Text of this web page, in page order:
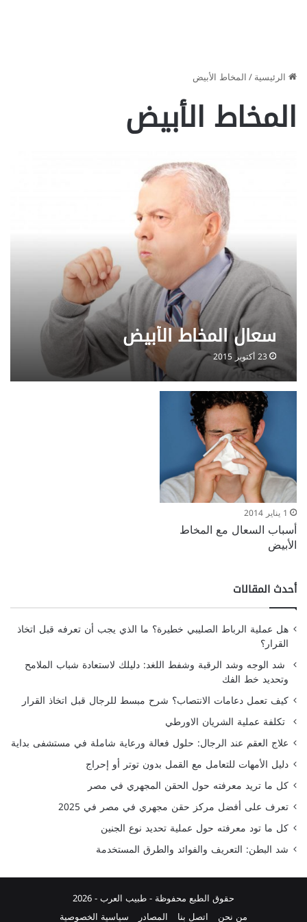
الرئيسية/المخاط الأبيض
المخاط الأبيض
سعال المخاط الأبيض
23 أكتوبر 2015
1 يناير 2014
أسباب السعال مع المخاط
الأبيض
أحدث المقالات
هل عملية الرباط الصليبي خطيرة؟ ما الذي يجب أن تعرفه قبل اتخاذ
القرار؟
شد الوجه وشد الرقبة وشفط اللغد: دليلك لاستعادة شباب الملامح
وتحديد خط الفك
كيف تعمل دعامات الانتصاب؟ شرح مبسط للرجال قبل اتخاذ القرار
تكلفة عملية الشريان الاورطي
علاج العقم عند الرجال: حلول فعالة ورعاية شاملة في مستشفى بداية
دليل الأمهات للتعامل مع القمل بدون توتر أو إحراج
كل ما تريد معرفته حول الحقن المجهري في مصر
تعرف على أفضل مركز حقن مجهري في مصر في 2025
كل ما تود معرفته حول عملية تحديد نوع الجنين
شد البطن: التعريف والفوائد والطرق المستخدمة
حقوق الطبع محفوظة -طبيب العرب- 2026
من نحن
اتصل بنا المصادر سياسية الخصوصية